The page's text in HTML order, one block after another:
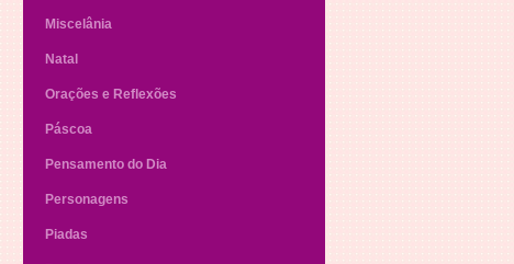
Miscelânia
Natal
Orações e Reflexões
Páscoa
Pensamento do Dia
Personagens
Piadas